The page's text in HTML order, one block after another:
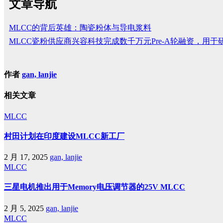
文章导航
MLCC的背后英雄：陶瓷粉体与导电浆料
MLCC瓷粉供应商兴容科技完成数千万元Pre-A轮融资，用于
作者 gan, lanjie
相关文章
MLCC
村田计划在印度建设MLCC新工厂
2 月 17, 2025 gan, lanjie
MLCC
三星电机推出用于Memory电压调节器的25V MLCC
2 月 5, 2025 gan, lanjie
MLCC